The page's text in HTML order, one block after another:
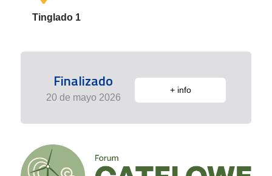
Tinglado 1
Finalizado
20 de mayo 2026
+ info